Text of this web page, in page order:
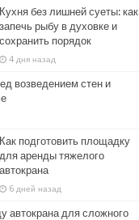
Кухня без лишней суеты: как
запечь рыбу в духовке и
сохранить порядок
4 дня назад
возведением стен и
Как подготовить площадку
для аренды тяжелого
автокрана
6 дней назад
автокрана для сложного